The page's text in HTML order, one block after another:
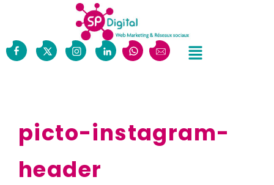
picto-instagram-
header